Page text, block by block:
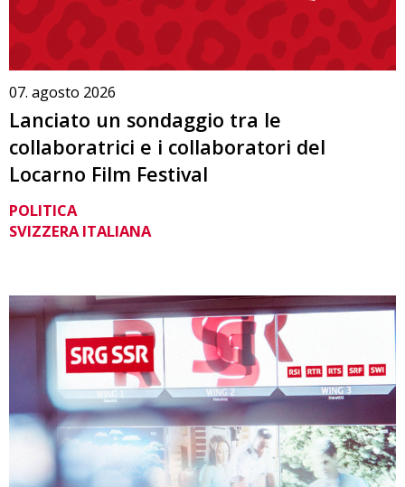
07. agosto 2026
Lanciato un sondaggio tra le
collaboratrici e i collaboratori del
Locarno Film Festival
POLITICA
SVIZZERA ITALIANA